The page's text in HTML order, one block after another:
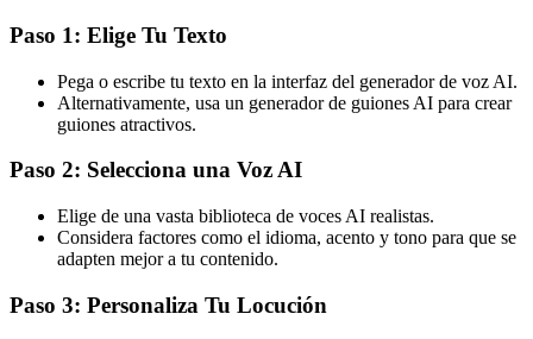
Paso 1: Elige Tu Texto
Pega o escribe tu texto en la interfaz del generador de voz AI.
Alternativamente, usa un generador de guiones AI para crear
guiones atractivos.
Paso 2: Selecciona una Voz AI
Elige de una vasta biblioteca de voces AI realistas.
Considera factores como el idioma, acento y tono para que se
adapten mejor a tu contenido.
Paso 3: Personaliza Tu Locución